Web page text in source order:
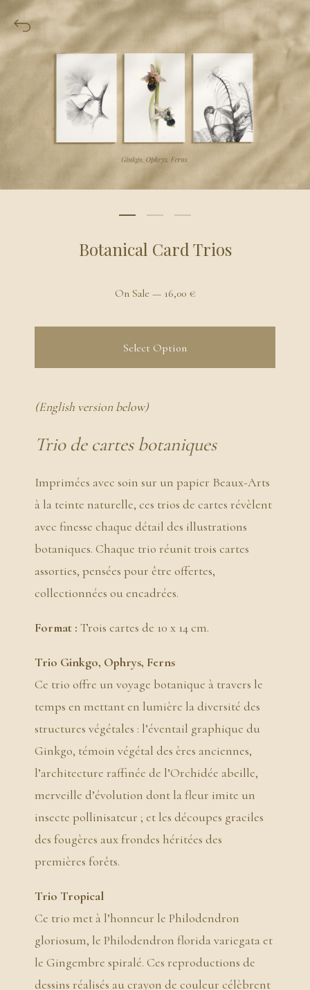
Botanical Card Trios
On Sale — 16,00 €
Select Option
(English version below)
Trio de cartes botaniques
Imprimées avec soin sur un papier Beaux-Arts
à la teinte naturelle, ces trios de cartes révèlent
avec finesse chaque détail des illustrations
botaniques. Chaque trio réunit trois cartes
assorties, pensées pour être offertes,
collectionnées ou encadrées.
Format : Trois cartes de 10 x 14 cm.
Trio Ginkgo, Ophrys, Ferns
Ce trio offre un voyage botanique à travers le
temps en mettant en lumière la diversité des
structures végétales : l’éventail graphique du
Ginkgo, témoin végétal des ères anciennes,
l’architecture raffinée de l’Orchidée abeille,
merveille d’évolution dont la fleur imite un
insecte pollinisateur ; et les découpes graciles
des fougères aux frondes héritées des
premières forêts.
Trio Tropical
Ce trio met à l’honneur le Philodendron
gloriosum, le Philodendron florida variegata et
le Gingembre spiralé. Ces reproductions de
dessins réalisés au crayon de couleur célèbrent